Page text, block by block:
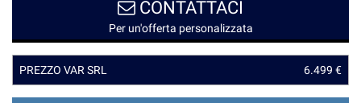
CONTATTACI
Per un'offerta personalizzata
PREZZO VAR SRL 6.499 €
cookie
Puoi